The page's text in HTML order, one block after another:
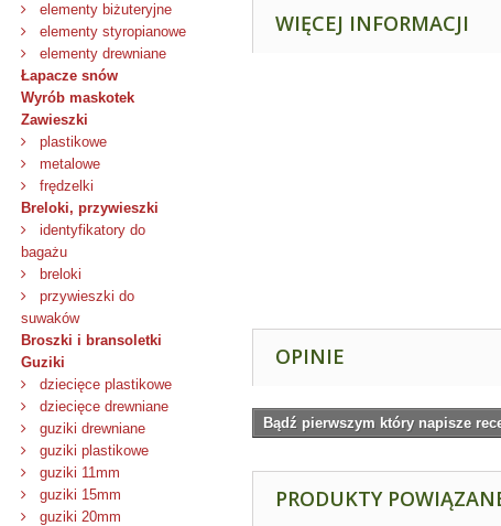
elementy biżuteryjne
elementy styropianowe
elementy drewniane
Łapacze snów
Wyrób maskotek
Zawieszki
plastikowe
metalowe
frędzelki
Breloki, przywieszki
identyfikatory do
bagażu
breloki
przywieszki do
suwaków
Broszki i bransoletki
Guziki
dziecięce plastikowe
dziecięce drewniane
guziki drewniane
guziki plastikowe
guziki 11mm
guziki 15mm
guziki 20mm
WIĘCEJ INFORMACJI
OPINIE
Bądź pierwszym który napisze
PRODUKTY